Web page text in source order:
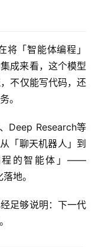
将「智能体编程」
成来看，这个模型
不仅能写代码，还
。
Deep Research等
「聊天机器人」到
程的智能体」——
地。
足够说明：下一代